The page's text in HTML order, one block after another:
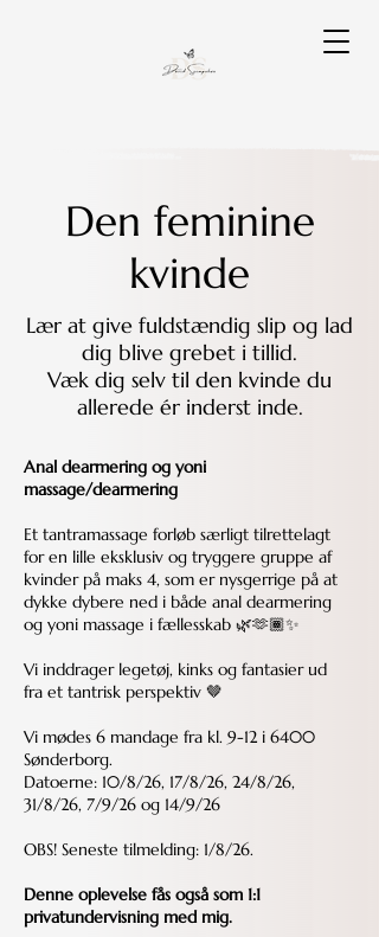
Den feminine
kvinde
Lær at give fuldstændig slip og lad
dig blive grebet i tillid.
Væk dig selv til den kvinde du
allerede ér inderst inde.
Anal dearmering og yoni
massage/dearmering
Et tantramassage forløb særligt tilrettelagt
for en lille eksklusiv og tryggere gruppe af
kvinder på maks 4, som er nysgerrige på at
dykke dybere ned i både anal dearmering
og yoni massage i fællesskab 🌿🫶🏾✨
Vi inddrager legetøj, kinks og fantasier ud
fra et tantrisk perspektiv 🤎
Vi mødes 6 mandage fra kl. 9-12 i 6400
Sønderborg.
Datoerne: 10/8/26, 17/8/26, 24/8/26,
31/8/26, 7/9/26 og 14/9/26
OBS! Seneste tilmelding: 1/8/26.
Denne oplevelse fås også som 1:1
privatundervisning med mig.